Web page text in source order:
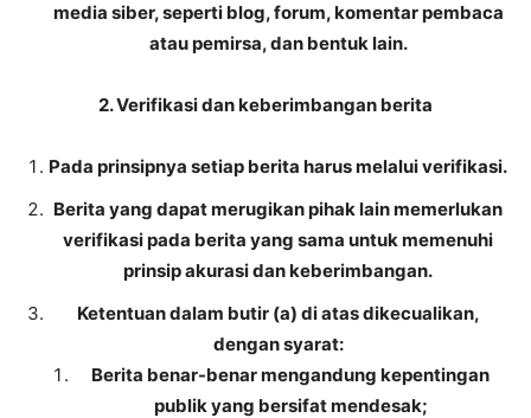
media siber, seperti blog, forum, komentar pembaca
atau pemirsa, dan bentuk lain.
2. Verifikasi dan keberimbangan berita
Pada prinsipnya setiap berita harus melalui verifikasi.
Berita yang dapat merugikan pihak lain memerlukan
verifikasi pada berita yang sama untuk memenuhi
prinsip akurasi dan keberimbangan.
Ketentuan dalam butir (a) di atas dikecualikan,
dengan syarat:
Berita benar-benar mengandung kepentingan
publik yang bersifat mendesak;